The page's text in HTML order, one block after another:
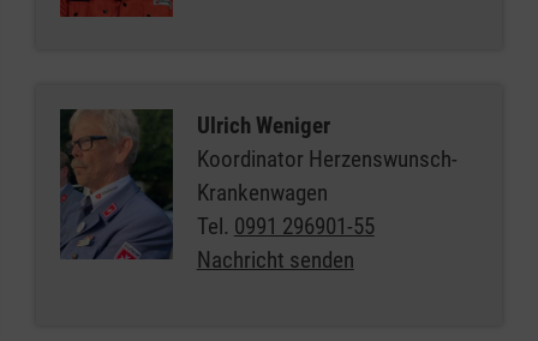
Ulrich Weniger
Koordinator Herzenswunsch-
Krankenwagen
Tel. 0991 296901-55
Nachricht senden